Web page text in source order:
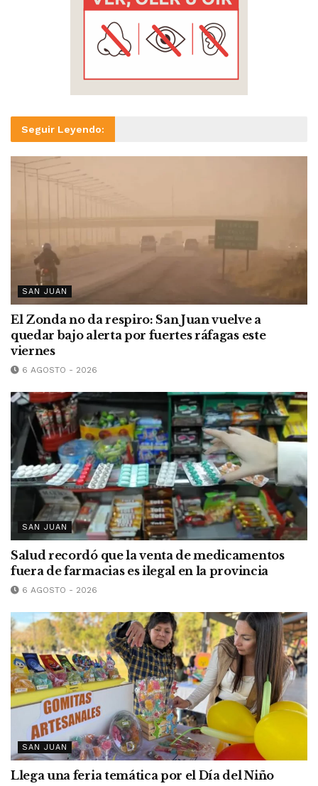
Seguir Leyendo:
SAN JUAN
El Zonda no da respiro: San Juan vuelve a
quedar bajo alerta por fuertes ráfagas este
viernes
6 AGOSTO - 2026
SAN JUAN
Salud recordó que la venta de medicamentos
fuera de farmacias es ilegal en la provincia
6 AGOSTO - 2026
SAN JUAN
Llega una feria temática por el Día del Niño